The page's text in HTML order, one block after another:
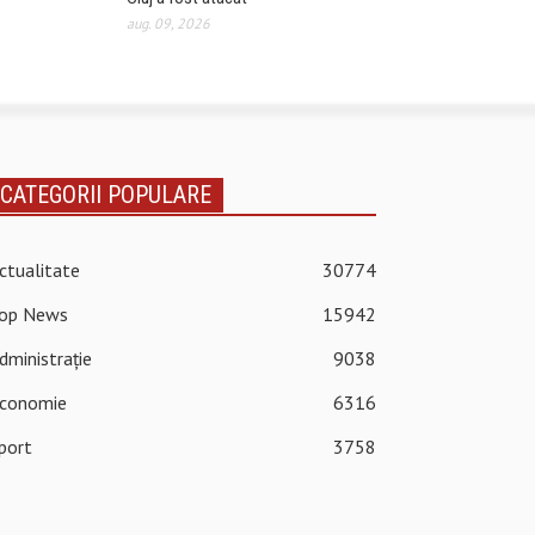
aug. 09, 2026
CATEGORII POPULARE
30774
News
15942
9038
6316
3758